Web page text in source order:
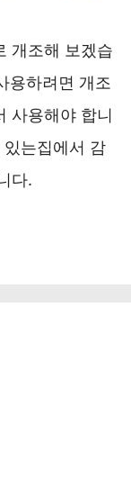
개조해 보겠습
용하려면 개조
사용해야 합니
는집에서 감
다.